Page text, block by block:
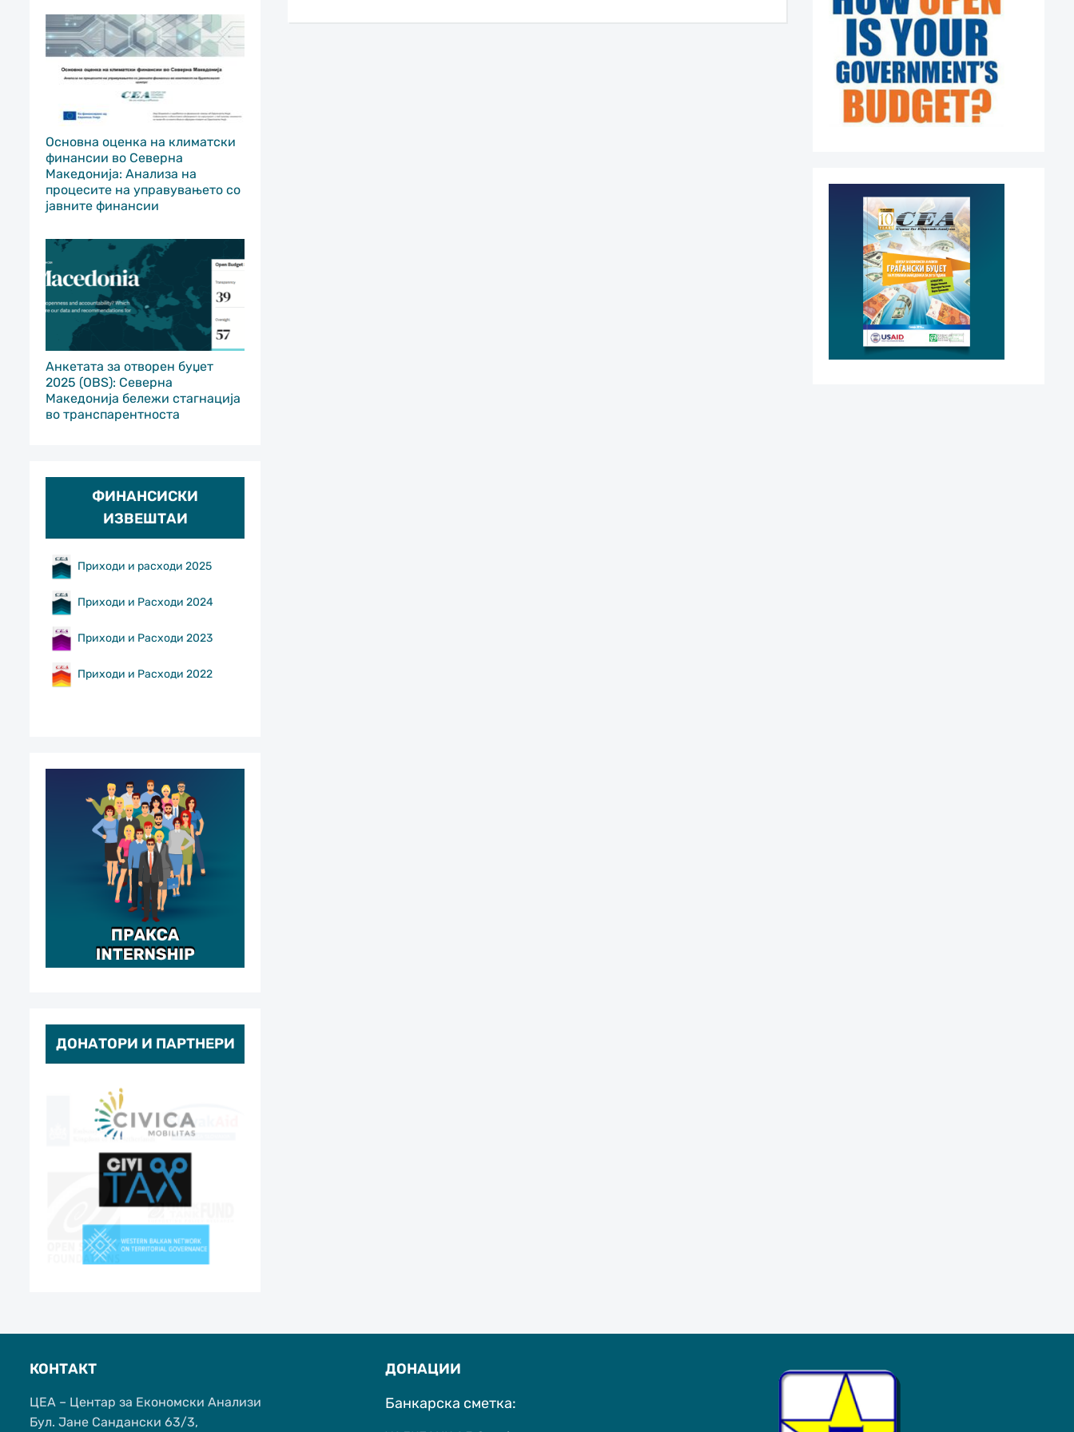
Основна оценка на климатски
финансии во Северна
Македонија: Анализа на
процесите на управувањето со
јавните финансии
Анкетата за отворен буџет
2025 (OBS): Северна
Македонија бележи стагнација
во транспарентноста
ФИНАНСИСКИ
ИЗВЕШТАИ
Приходи и расходи 2025
Приходи и Расходи 2024
Приходи и Расходи 2023
Приходи и Расходи 2022
ДОНАТОРИ И ПАРТНЕРИ
КОНТАКТ
ЦЕА – Центар за Економски Анализи
Бул. Јане Сандански 63/3,
ДОНАЦИИ
Банкарска сметка: